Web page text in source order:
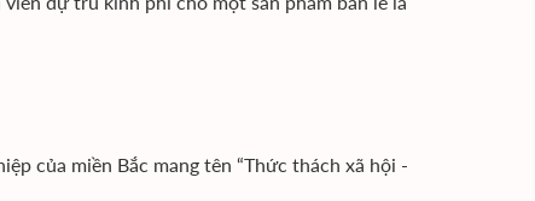
của miền Bắc mang tên “Thức thách xã hội -